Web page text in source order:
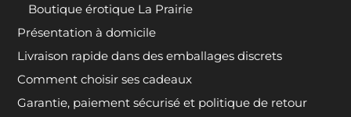
Boutique érotique La Prairie
Présentation à domicile
Livraison rapide dans des emballages discrets
Comment choisir ses cadeaux
Garantie, paiement sécurisé et politique de retour